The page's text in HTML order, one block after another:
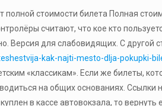
полной стоимости билета Полная
считают, что кое кто
Версия для слабовидящих. С другой
kak-najti-mesto-dlja-pokupki-
«классикам». Если же билеты,
на общих основаниях.
в кассе автовокзала, то вернуть